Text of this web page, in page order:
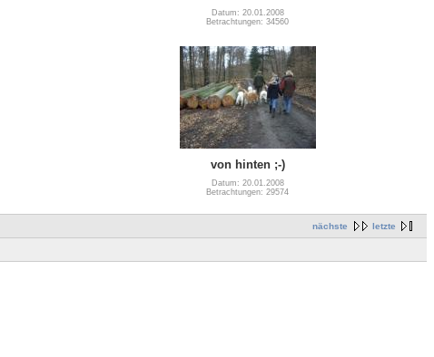
Datum: 20.01.2008
Betrachtungen: 34560
von hinten ;-)
Datum: 20.01.2008
Betrachtungen: 29574
nächste letzte